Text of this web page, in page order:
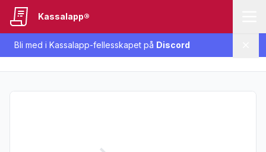
Bli med i Kassalapp-fellesskapet på Discord
Kassalapp®